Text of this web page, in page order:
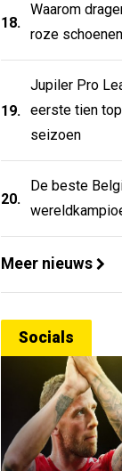
18.
Waarom
roze
19.
Jupiler Pro
eerste tien
seizoen
20.
De beste
Meer nieuws
Socials